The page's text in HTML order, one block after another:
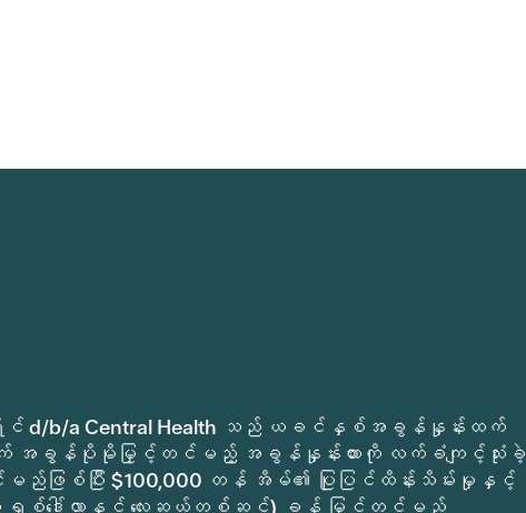
က်မှုခရိုင် d/b/a Central Health သည် ယခင်နှစ်အခွန်နှုန်းထက်
အခွန်ပိုမိုမြှင့်တင်မည့် အခွန်နှုန်းထားကို လက်ခံကျင့်သုံးခဲ့
ဖြစ်ပြီး $100,000 တန် အိမ်၏ ပြုပြင်ထိန်းသိမ်းမှုနှင့်
ရှစ်ဒေါ်လာနှင့် လေးဆယ့်တစ်ဆင့်) ခန့် မြှင့်တင်မည်